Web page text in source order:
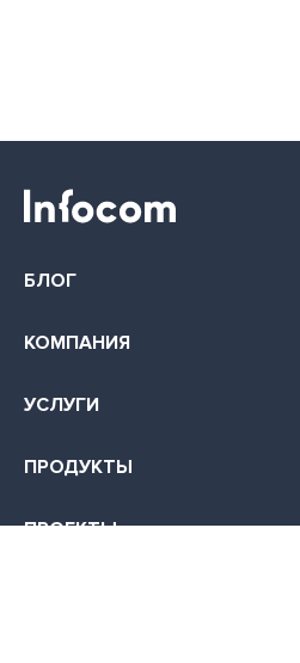
БЛОГ
КОМПАНИЯ
УСЛУГИ
ПРОДУКТЫ
ПРОЕКТЫ